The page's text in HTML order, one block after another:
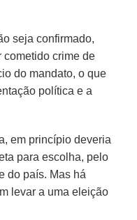
seja confirmado,
cometido crime de
do mandato, o que
política e a
em princípio deveria
para escolha, pelo
do país. Mas há
levar a uma eleição